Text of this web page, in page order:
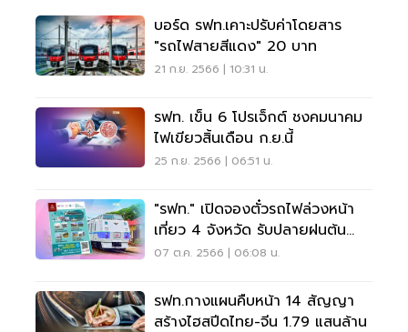
บอร์ด รฟท.เคาะปรับค่าโดยสาร
"รถไฟสายสีแดง" 20 บาท
21 ก.ย. 2566 | 10:31 น.
รฟท. เข็น 6 โปรเจ็กต์ ชงคมนาคม
ไฟเขียวสิ้นเดือน ก.ย.นี้
25 ก.ย. 2566 | 06:51 น.
"รฟท." เปิดจองตั๋วรถไฟล่วงหน้า
เที่ยว 4 จังหวัด รับปลายฝนต้น
หนาว
07 ต.ค. 2566 | 06:08 น.
รฟท.กางแผนคืบหน้า 14 สัญญา
สร้างไฮสปีดไทย-จีน 1.79 แสนล้าน